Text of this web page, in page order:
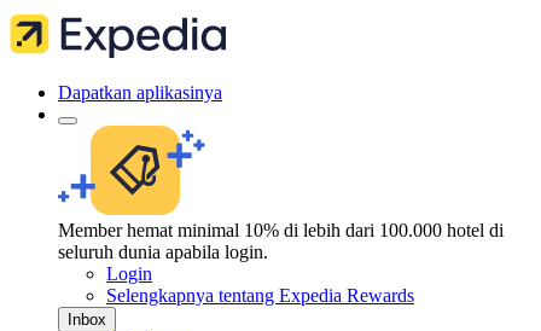
Dapatkan aplikasinya
Member hemat minimal 10% di lebih dari 100.000 hotel di
seluruh dunia apabila login.
Login
Selengkapnya tentang Expedia Rewards
Inbox